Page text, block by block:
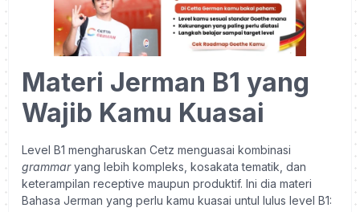
Materi Jerman B1 yang
Wajib Kamu Kuasai
Level B1 mengharuskan Cetz menguasai kombinasi
grammaryang lebih kompleks, kosakata tematik, dan
keterampilan receptive maupun produktif. Ini dia materi
Bahasa Jerman yang perlu kamu kuasai untul lulus level B1: